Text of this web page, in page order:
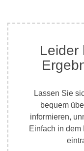
Leider
Lassen Sie
bequem
informieren,
Einfach in dem